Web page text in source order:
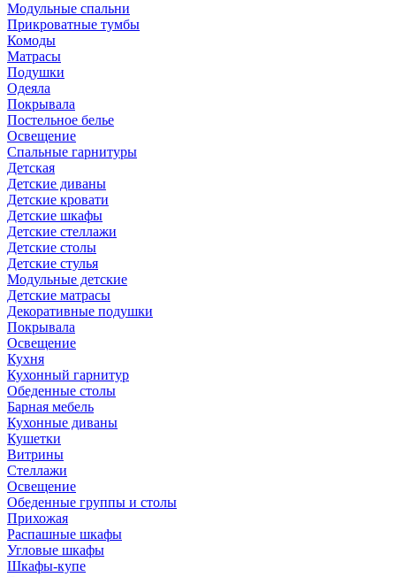
Модульные спальни
Прикроватные тумбы
Комоды
Матрасы
Подушки
Одеяла
Покрывала
Постельное белье
Освещение
Спальные гарнитуры
Детская
Детские диваны
Детские кровати
Детские шкафы
Детские стеллажи
Детские столы
Детские стулья
Модульные детские
Детские матрасы
Декоративные подушки
Покрывала
Освещение
Кухня
Кухонный гарнитур
Обеденные столы
Барная мебель
Кухонные диваны
Кушетки
Витрины
Стеллажи
Освещение
Обеденные группы и столы
Прихожая
Распашные шкафы
Угловые шкафы
Шкафы-купе